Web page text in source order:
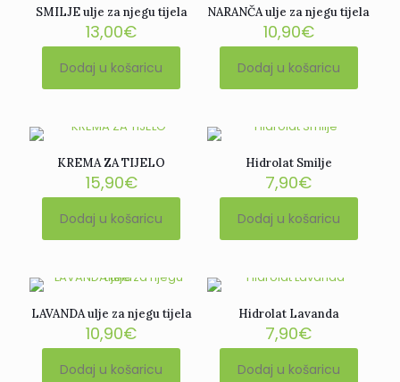
SMILJE ulje za njegu tijela
13,00€
Dodaj u košaricu
NARANČA ulje za njegu tijela
10,90€
Dodaj u košaricu
KREMA ZA TIJELO
15,90€
Dodaj u košaricu
Hidrolat Smilje
7,90€
Dodaj u košaricu
LAVANDA ulje za njegu tijela
10,90€
Dodaj u košaricu
Hidrolat Lavanda
7,90€
Dodaj u košaricu